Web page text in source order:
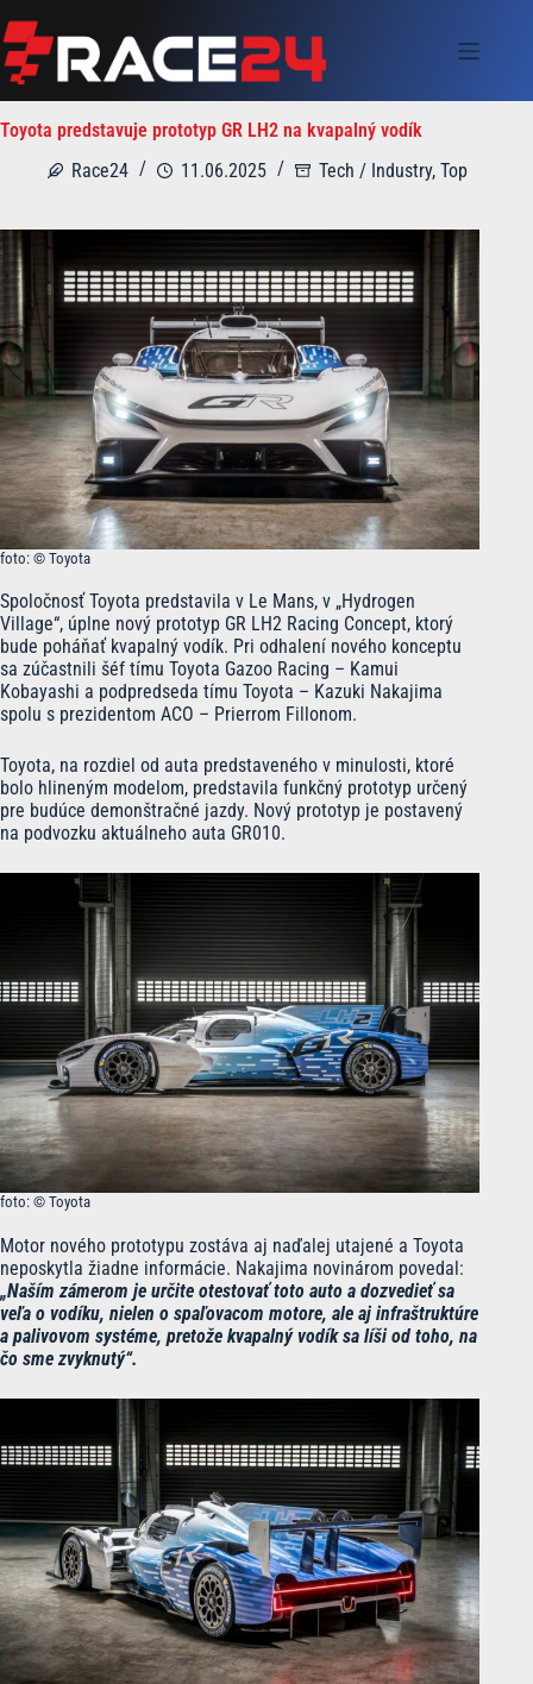
to
content
Toyota predstavuje prototyp GR LH2 na kvapalný vodík
Race24
11.06.2025 Tech / Industry, Top
foto: © Toyota
Spoločnosť Toyota predstavila v Le Mans, v „Hydrogen
Village“, úplne nový prototyp GR LH2 Racing Concept, ktorý
bude poháňať kvapalný vodík. Pri odhalení nového konceptu
sa zúčastnili šéf tímu Toyota Gazoo Racing – Kamui
Kobayashi a podpredseda tímu Toyota – Kazuki Nakajima
spolu s prezidentom ACO – Prierrom Fillonom.
Toyota, na rozdiel od auta predstaveného v minulosti, ktoré
bolo hlineným modelom, predstavila funkčný prototyp určený
pre budúce demonštračné jazdy. Nový prototyp je postavený
na podvozku aktuálneho auta GR010.
foto: © Toyota
Motor nového prototypu zostáva aj naďalej utajené a Toyota
neposkytla žiadne informácie. Nakajima novinárom povedal:
„Naším zámerom je určite otestovať toto auto a dozvedieť sa
veľa o vodíku, nielen o spaľovacom motore, ale aj infraštruktúre
a palivovom systéme, pretože kvapalný vodík sa líši od toho, na
čo sme zvyknutý“.